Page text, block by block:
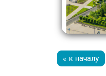
« к началу